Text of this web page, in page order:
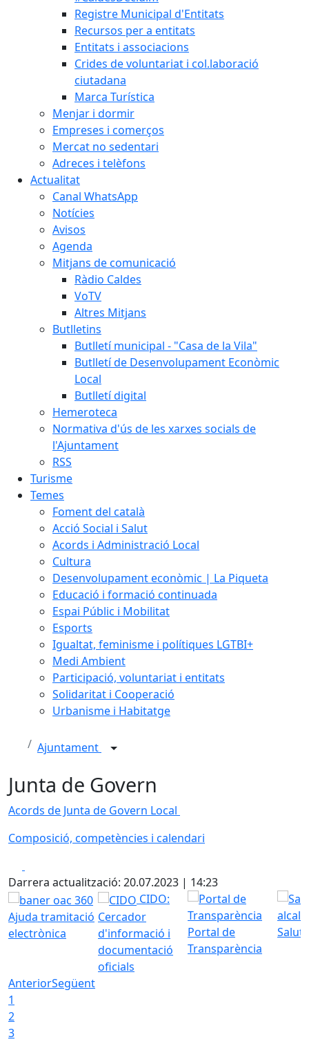
Registre Municipal d'Entitats
Recursos per a entitats
Entitats i associacions
Crides de voluntariat i col.laboració
ciutadana
Marca Turística
Menjar i dormir
Empreses i comerços
Mercat no sedentari
Adreces i telèfons
Actualitat
Canal WhatsApp
Notícies
Avisos
Agenda
Mitjans de comunicació
Ràdio Caldes
VoTV
Altres Mitjans
Butlletins
Butlletí municipal - "Casa de la Vila"
Butlletí de Desenvolupament Econòmic
Local
Butlletí digital
Hemeroteca
Normativa d'ús de les xarxes socials de
l'Ajuntament
RSS
Turisme
Temes
Foment del català
Acció Social i Salut
Acords i Administració Local
Cultura
Desenvolupament econòmic | La Piqueta
Educació i formació continuada
Espai Públic i Mobilitat
Esports
Igualtat, feminisme i polítiques LGTBI+
Medi Ambient
Participació, voluntariat i entitats
Solidaritat i Cooperació
Urbanisme i Habitatge
Ajuntament
Junta de Govern
Acords de Junta de Govern Local
Composició, competències i calendari
Darrera actualització: 20.07.2023 | 14:23
Ajuda tramitació
electrònica
CIDO:
Cercador
d'informació i
documentació
oficials
Portal de
Transparència
AnteriorSegüent
1
2
3